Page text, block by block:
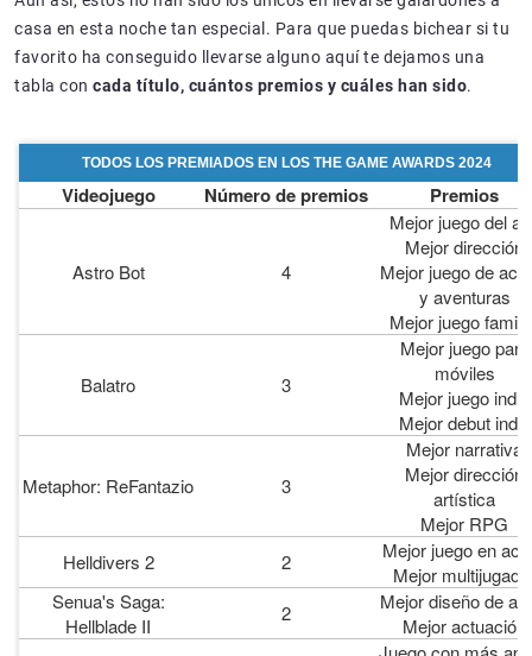
casa en esta noche tan especial. Para que puedas bichear si tu
favorito ha conseguido llevarse alguno aquí te dejamos una
tabla con cada título, cuántos premios y cuáles han sido.
TODOS LOS PREMIADOS EN LOS THE GAME AWARDS 2024
Videojuego Número de premios Premios
Astro Bot 4
Mejor juego del
Mejor dirección
Mejor juego de
y aventuras
Mejor juego
Balatro 3
Mejor juego para
móviles
Mejor juego indie
Mejor debut indie
Metaphor: ReFantazio 3
Mejor narrativa
Mejor dirección
artística
Mejor RPG
Helldivers 2 2 Mejor juego en
Mejor
Senua's Saga:
Hellblade II
2
Mejor diseño de
Mejor actuación